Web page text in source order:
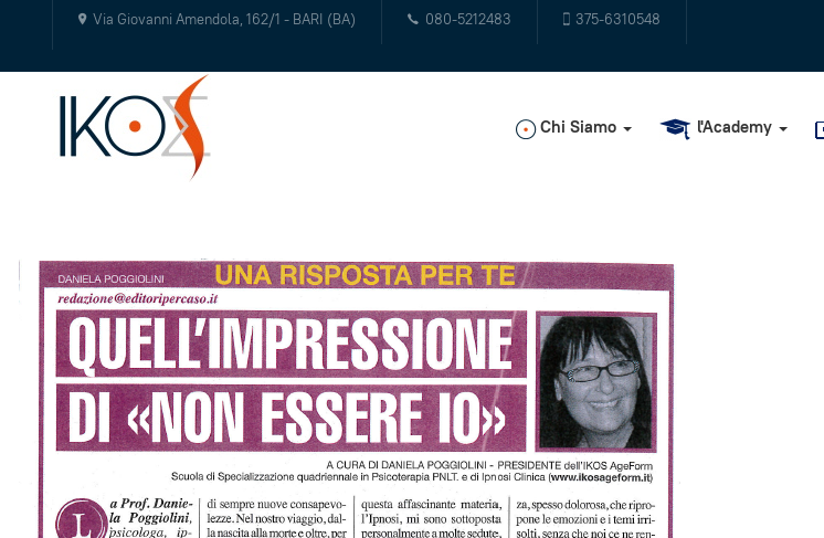
Via Giovanni Amendola, 162/1 - BARI (BA) 080-5212483 375-6310548
Chi Siamo l'Academy